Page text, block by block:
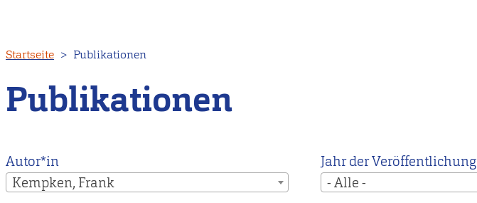
zum
Inhalt
Startseite Publikationen
Publikationen
Autor*in
Kempken, Frank
Jahr der Veröffentlichung
- Alle -